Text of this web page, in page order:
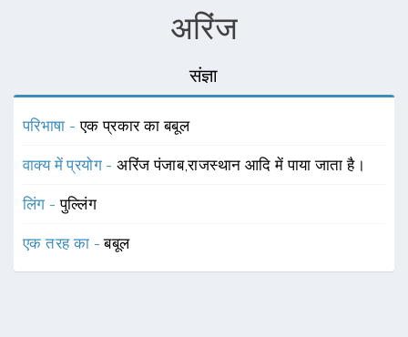
अरिंज
संज्ञा
परिभाषा -एक प्रकार का बबूल
वाक्य में प्रयोग -अरिंज पंजाब,राजस्थान आदि में पाया जाता है।
लिंग -पुल्लिंग
एक तरह का -बबूल